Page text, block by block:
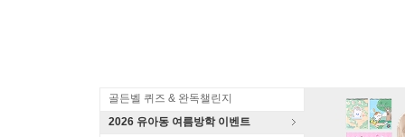
골든벨 퀴즈 & 완독챌린지
2026 유아동 여름방학 이벤트